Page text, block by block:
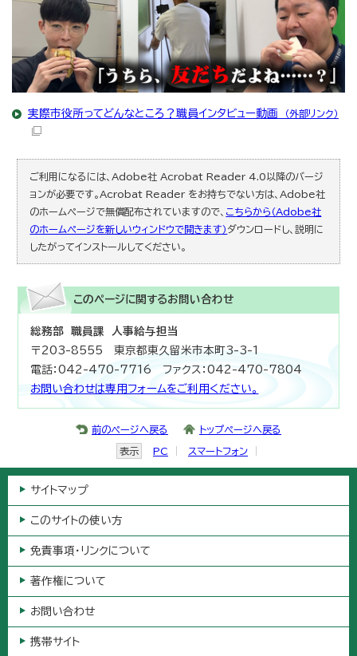
実際市役所ってどんなところ？職員インタビュー動画 （外部リンク）
ご利用になるには、Adobe社 Acrobat Reader 4.0以降のバージ
ョンが必要です。Acrobat Reader をお持ちでない方は、Adobe社
のホームページで無償配布されていますので、 こちらから（Adobe社
のホームページを新しいウィンドウで開きます）ダウンロードし、説明に
したがってインストールしてください。
このページに関するお問い合わせ
総務部 職員課 人事給与担当
〒203-8555 東京都東久留米市本町3-3-1
電話：042-470-7716 ファクス：042-470-7804
お問い合わせは専用フォームをご利用ください。
前のページへ戻る トップページへ戻る
表示 PC スマートフォン
サイトマップ
このサイトの使い方
免責事項・リンクについて
著作権について
お問い合わせ
携帯サイト